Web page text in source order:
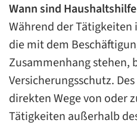
Wann sind
Während der
die mit dem
Zusammenhang stehen,
Versicherungsschutz.
direkten Wege von oder
Tätigkeiten außerhalb